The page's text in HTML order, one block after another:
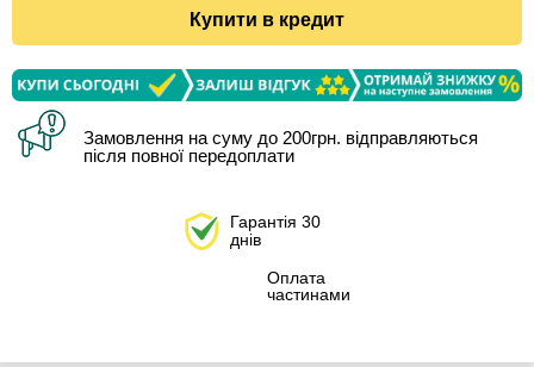
Купити в кредит
Замовлення на суму до 200грн. відправляються
після повної передоплати
Гарантія 30
днів
Оплата
частинами